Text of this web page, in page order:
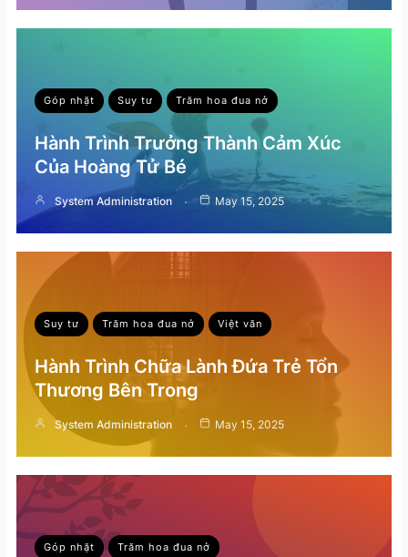
Góp nhặt Suy tư Trăm hoa đua nở
Hành Trình Trưởng Thành Cảm Xúc
Của Hoàng Tử Bé
System Administration May 15, 2025
Suy tư Trăm hoa đua nở Việt văn
Hành Trình Chữa Lành Đứa Trẻ Tổn
Thương Bên Trong
System Administration May 15, 2025
Góp nhặt Trăm hoa đua nở